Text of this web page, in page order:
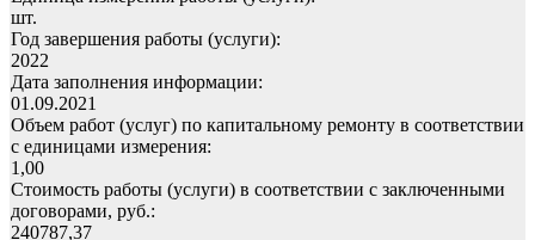
шт.
Год завершения работы (услуги):
2022
Дата заполнения информации:
01.09.2021
Объем работ (услуг) по капитальному ремонту в соответствии
с единицами измерения:
1,00
Стоимость работы (услуги) в соответствии с заключенными
договорами, руб.:
240787,37